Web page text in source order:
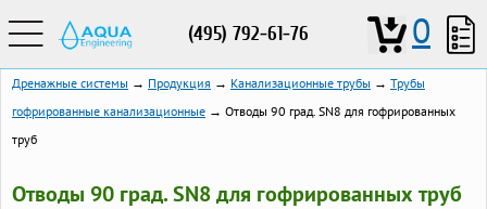
(495) 792-61-76 0
Дренажные системы → Продукция → Канализационные трубы → Трубы
гофрированные канализационные → Отводы 90 град. SN8 для гофрированных
труб
Отводы 90 град. SN8 для гофрированных труб